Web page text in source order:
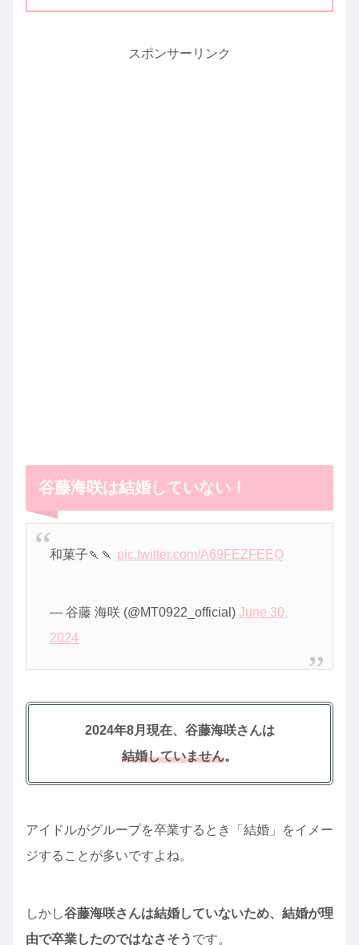
スポンサーリンク
谷藤海咲は結婚していない！
和菓子🍡🍡 pic.twitter.com/A69FEZFEEQ
— 谷藤 海咲 (@MT0922_official) June 30,
2024
2024年8月現在、谷藤海咲さんは
結婚していません。
アイドルがグループを卒業するとき「結婚」をイメー
ジすることが多いですよね。
しかし谷藤海咲さんは結婚していないため、結婚が理
由で卒業したのではなさそう です。